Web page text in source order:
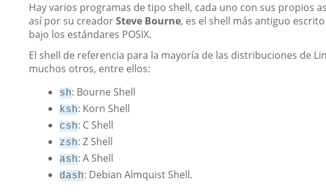
Hay varios programas de tipo shell, cada uno con sus propios
así por su creadorSteve Bourne, es el shell más antiguo
bajo los estándares POSIX.
El shell de referencia para la mayoría de las distribuciones de
muchos otros, entre ellos:
sh: Bourne Shell
ksh: Korn Shell
csh: C Shell
zsh: Z Shell
ash: A Shell
dash: Debian Almquist Shell.